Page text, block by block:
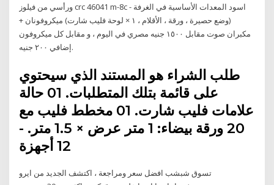
ورأسي من فيلوز crc 46041 m-8c - اسود المعدات الأساسية في الغرفة
(وضع حصيرة ، ورقة ، الأقلام ، ١ × لوحة فليب شارت) ميكروفونان +
مكبران صوت مقابل ١٥٠٠ جنيه مصري في اليوم ، و مقابل كل ميكروفون
إضافي ٢٠٠ جنيه.
طلب الشراء هو المستند الذي سيحتوي
على قائمة بتلك المتطلبات. 01 حالة
علامات فليب شارت. 01 مخطط فليب مع
20 ورقة بيضاء: 1 متر عرض × 1.5 متر. -
تسوق شبشب افضل سعر ومراجعة ، اكتشف الجديد من ايرو